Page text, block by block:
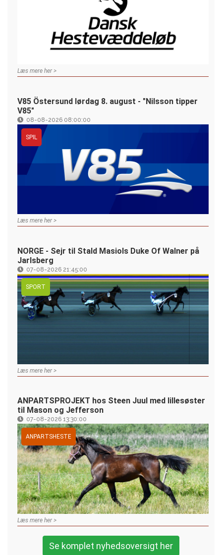
Læs mere her >
V85 Östersund lørdag 8. august - "Nilsson tipper
V85"
08-08-2026 08:00:00
SPIL
Læs mere her >
NORGE - Sejr til Stald Masiols Duke Of Walner på
Jarlsberg
07-08-2026 21:45:00
SPORT
Læs mere her >
ANPARTSPROJEKT hos Steen Juul med lillesøster
til Mason og Jefferson
07-08-2026 13:30:00
ANPARTSHESTE
Læs mere her >
Se komplet nyhedsoversigt her